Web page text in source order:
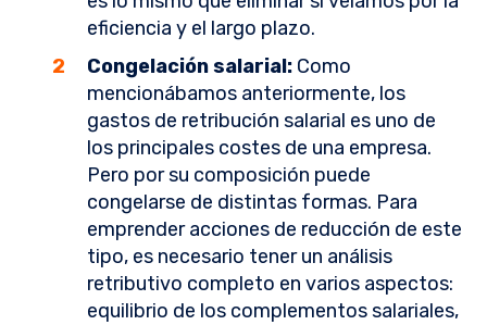
eficiencia y el largo plazo.
Congelación salarial: Como
mencionábamos anteriormente, los
gastos de retribución salarial es uno de
los principales costes de una empresa.
Pero por su composición puede
congelarse de distintas formas. Para
emprender acciones de reducción de este
tipo, es necesario tener un análisis
retributivo completo en varios aspectos:
equilibrio de los complementos salariales,